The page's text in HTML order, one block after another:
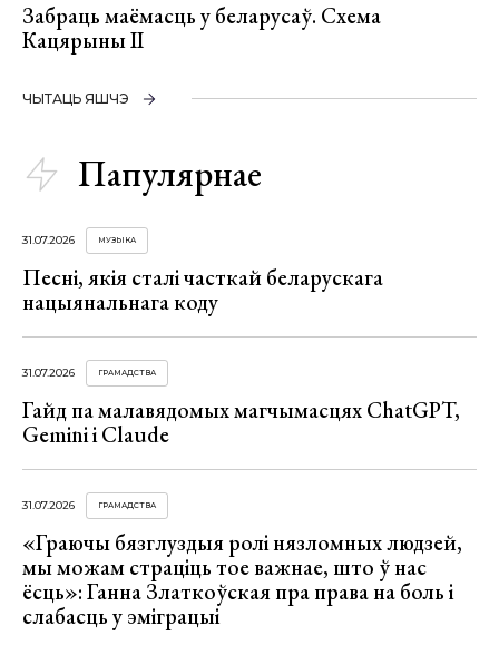
Забраць маёмасць у беларусаў. Схема
Кацярыны ІІ
ЧЫТАЦЬ ЯШЧЭ
Папулярнае
31.07.2026 МУЗЫКА
Песні, якія сталі часткай беларускага
нацыянальнага коду
31.07.2026 ГРАМАДСТВА
Гайд па малавядомых магчымасцях ChatGPT,
Gemini і Claude
31.07.2026 ГРАМАДСТВА
«Граючы бязглуздыя ролі нязломных людзей,
мы можам страціць тое важнае, што ў нас
ёсць»: Ганна Златкоўская пра права на боль і
слабасць у эміграцыі